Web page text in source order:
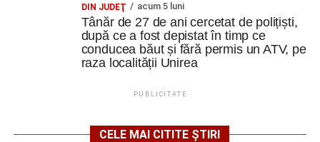
DIN JUDEŢ acum 5 luni
Tânăr de 27 de ani cercetat de polițiști,
după ce a fost depistat în timp ce
conducea băut și fără permis un ATV, pe
raza localității Unirea
PUBLICITATE
CELE MAI CITITE ȘTIRI